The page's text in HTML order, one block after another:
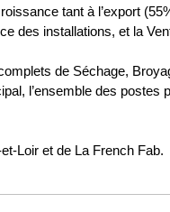
tant à l’export
des installations, et la
de Séchage,
l’ensemble des
Loir et de La French Fab.